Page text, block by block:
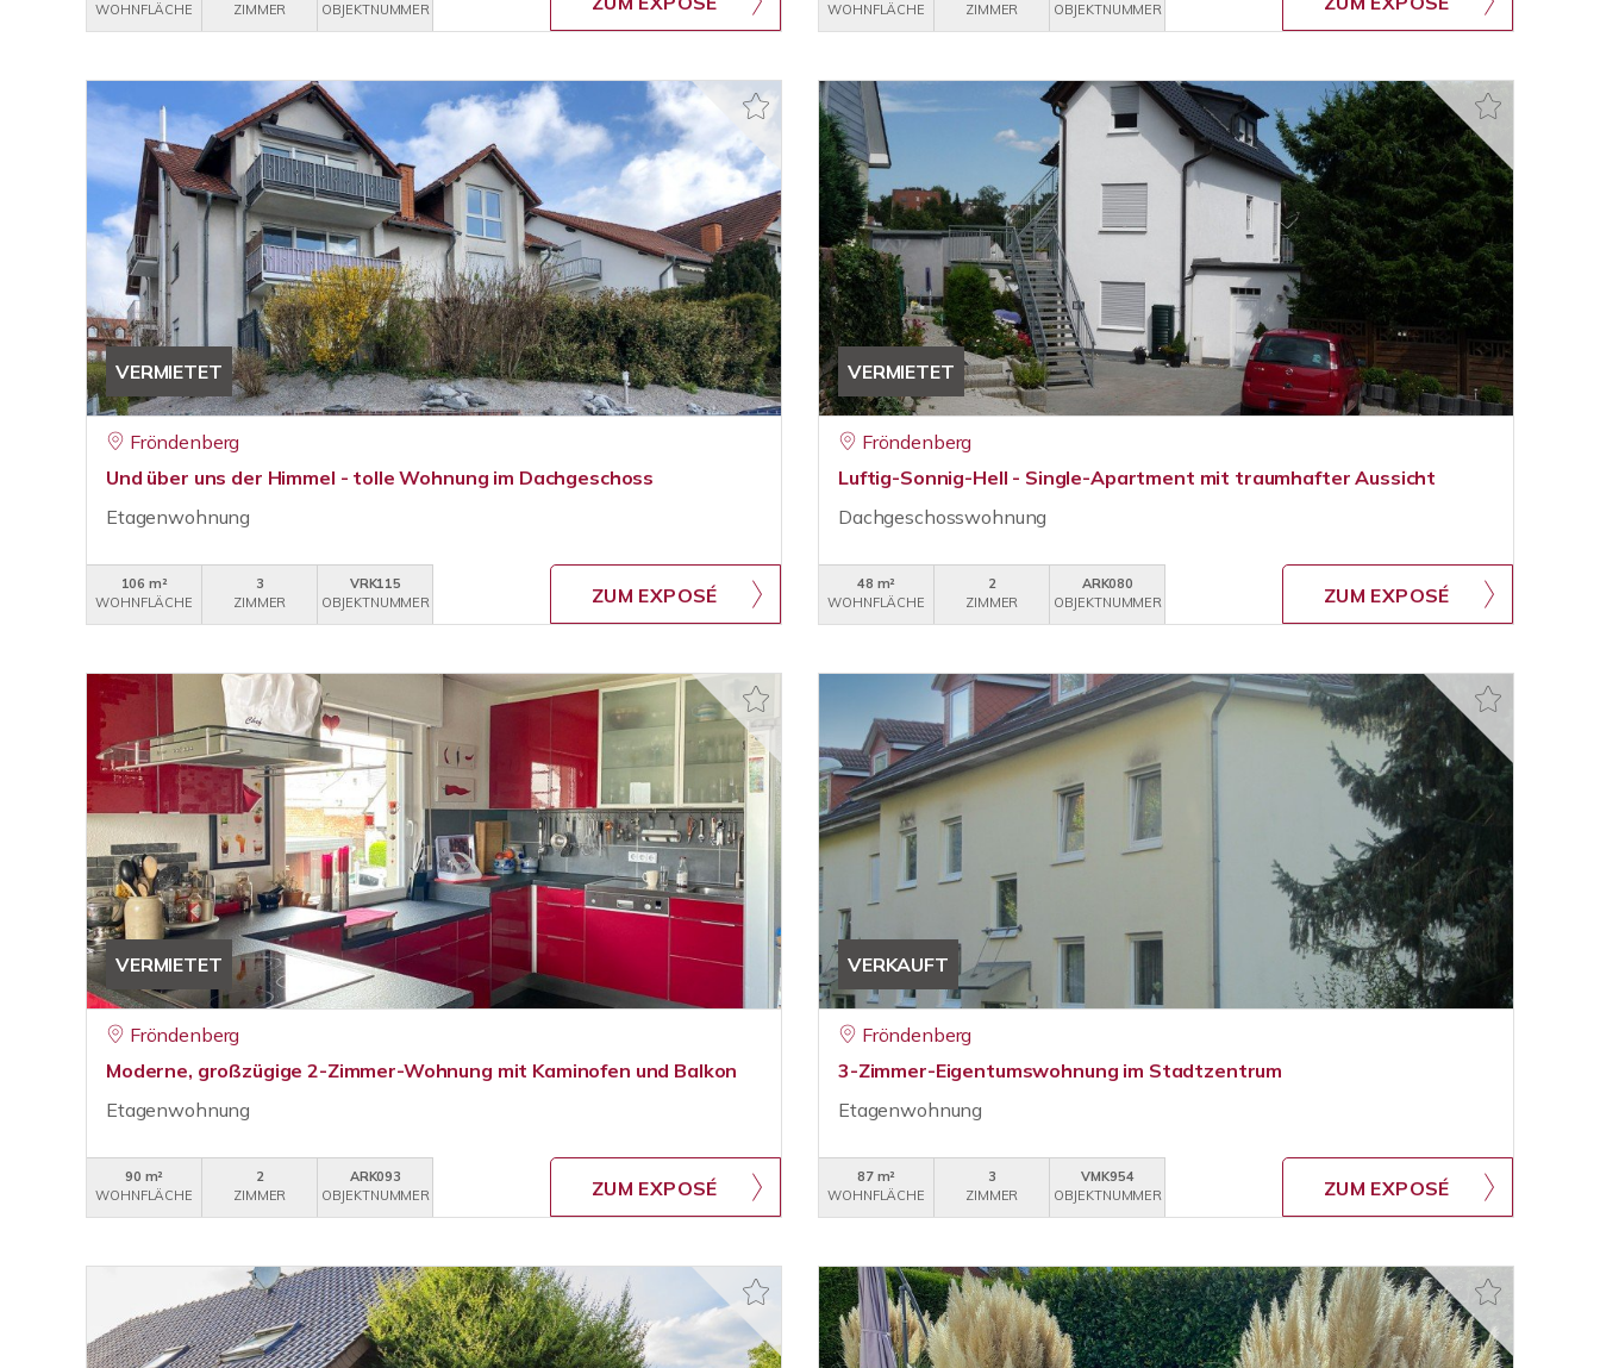
WOHNFLÄCHE
ZIMMER
OBJEKTNUMMER
WOHNFLÄCHE
ZIMMER
OBJEKTNUMMER
VERMIETET
Fröndenberg
Und über uns der Himmel - tolle Wohnung im Dachgeschoss
Etagenwohnung
106 m²
WOHNFLÄCHE
3
ZIMMER
VRK115
OBJEKTNUMMER
ZUM EXPOSÉ
VERMIETET
Fröndenberg
Luftig-Sonnig-Hell - Single-Apartment mit traumhafter Aussicht
Dachgeschosswohnung
48 m²
WOHNFLÄCHE
2
ZIMMER
ARK080
OBJEKTNUMMER
ZUM EXPOSÉ
VERMIETET
Fröndenberg
Moderne, großzügige 2-Zimmer-Wohnung mit Kaminofen und Balkon
Etagenwohnung
90 m²
WOHNFLÄCHE
2
ZIMMER
ARK093
OBJEKTNUMMER
ZUM EXPOSÉ
VERKAUFT
Fröndenberg
3-Zimmer-Eigentumswohnung im Stadtzentrum
Etagenwohnung
87 m²
WOHNFLÄCHE
3
ZIMMER
VMK954
OBJEKTNUMMER
ZUM EXPOSÉ